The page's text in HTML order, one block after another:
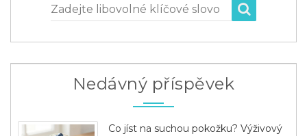
Zadejte libovolné klíčové slovo
Nedávný příspěvek
Co jíst na suchou pokožku? Výživový